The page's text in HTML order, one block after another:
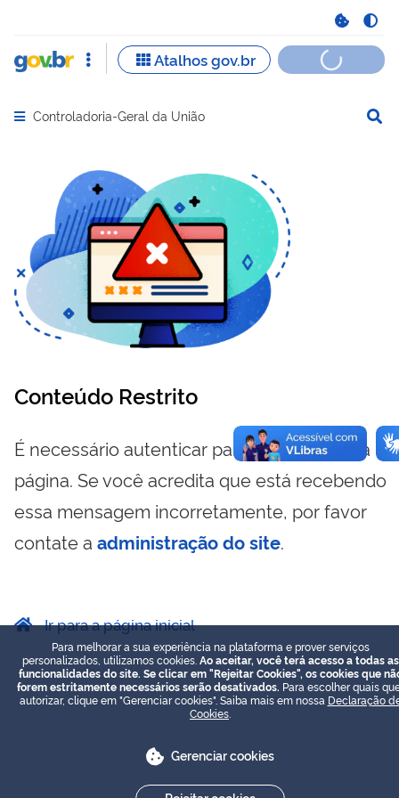
Abrir menu principal de navegação
Controladoria-Geral da União
Conteúdo Restrito
É necessário autenticar para visualizar essa
página. Se você acredita que está recebendo
essa mensagem incorretamente, por favor
contate a administração do site.
Ir para a página inicial
Para melhorar a sua experiência na plataforma e prover serviços
personalizados, utilizamos cookies. Ao aceitar, você terá acesso a todas as
funcionalidades do site. Se clicar em "Rejeitar Cookies", os cookies que
forem estritamente necessários serão desativados. Para escolher quais
autorizar, clique em "Gerenciar cookies". Saiba mais em nossa Declaração
Cookies
Gerenciar cookies